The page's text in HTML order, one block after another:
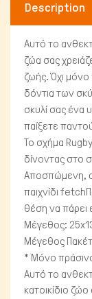
Description
Αυτό το
ζώα σας
ζωής. Όχι μόνο
δόντια των
σκυλί σας ένα
παίξετε
Το σχήμα
δίνοντας στο
Αποσπώμενη,
παιχνίδι
θέση να πάρει
Μέγεθος:
Μέγεθος
* Μόνο
Αυτό το
κατοικίδιο ζώο